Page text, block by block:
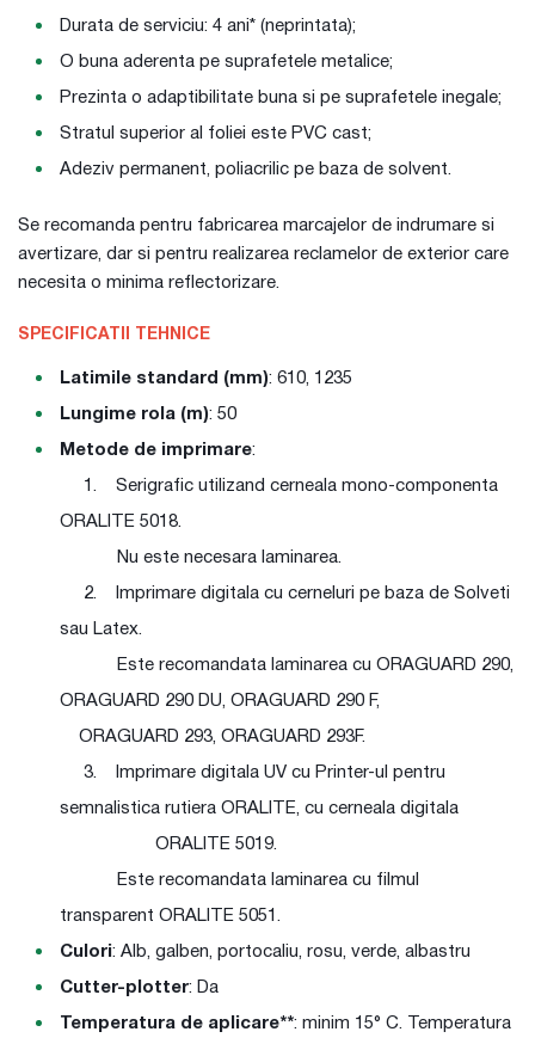
Durata de serviciu: 4 ani* (neprintata);
O buna aderenta pe suprafetele metalice;
Prezinta o adaptibilitate buna si pe suprafetele inegale;
Stratul superior al foliei este PVC cast;
Adeziv permanent, poliacrilic pe baza de solvent.
Se recomanda pentru fabricarea marcajelor de indrumare si
avertizare, dar si pentru realizarea reclamelor de exterior care
necesita o minima reflectorizare.
SPECIFICATII TEHNICE
Latimile standard (mm): 610, 1235
Lungime rola (m): 50
Metode de imprimare:
1. Serigrafic utilizand cerneala mono-componenta
ORALITE 5018.
Nu este necesara laminarea.
2. Imprimare digitala cu cerneluri pe baza de Solveti
sau Latex.
Este recomandata laminarea cu ORAGUARD 290,
ORAGUARD 290 DU, ORAGUARD 290 F,
ORAGUARD 293, ORAGUARD 293F.
3. Imprimare digitala UV cu Printer-ul pentru
semnalistica rutiera ORALITE, cu cerneala digitala
ORALITE 5019.
Este recomandata laminarea cu filmul
transparent ORALITE 5051.
Culori: Alb, galben, portocaliu, rosu, verde, albastru
Cutter-plotter: Da
Temperatura de aplicare**: minim 15° C. Temperatura